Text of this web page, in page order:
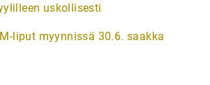
uskollisesti
liput myynnissä 30.6. saakka